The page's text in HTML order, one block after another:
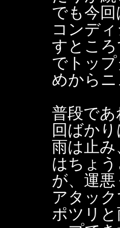
でも今
コンデ
すとこ
でトッ
めから
普段で
回ばか
雨は止
はちょ
が、運
アタッ
ポツリ